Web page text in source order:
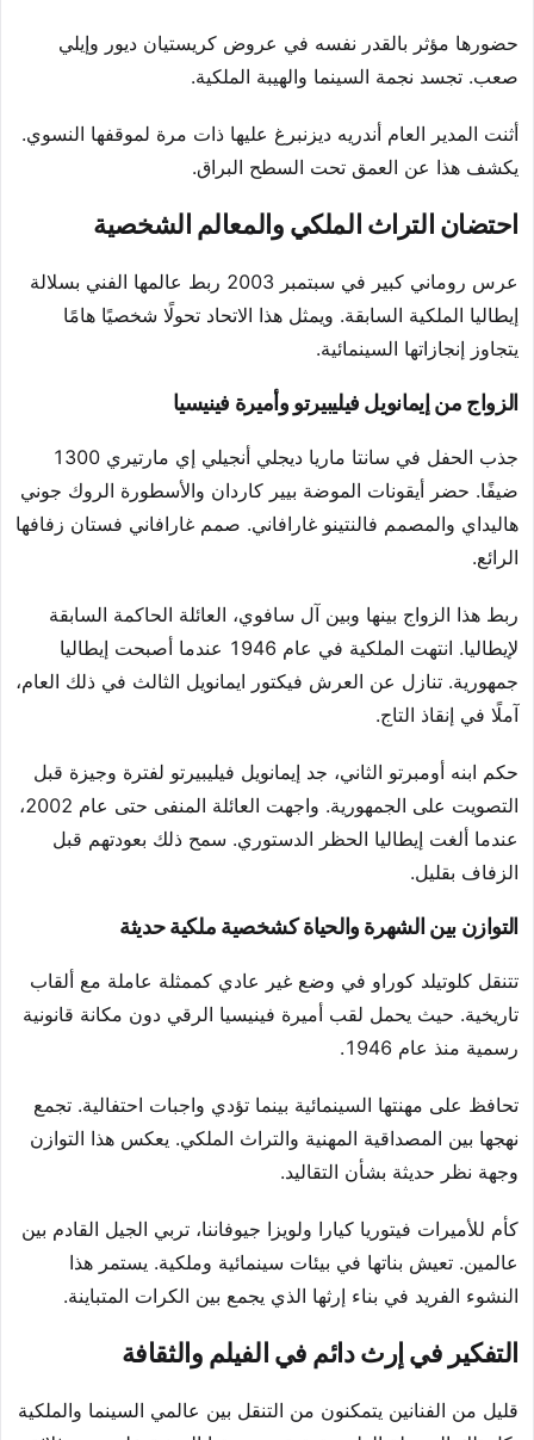
حضورها مؤثر بالقدر نفسه في عروض كريستيان ديور وإيلي
صعب. تجسد نجمة السينما والهيبة الملكية.
أثنت المدير العام أندريه ديزنبرغ عليها ذات مرة لموقفها النسوي.
يكشف هذا عن العمق تحت السطح البراق.
احتضان التراث الملكي والمعالم الشخصية
عرس روماني كبير في سبتمبر 2003 ربط عالمها الفني بسلالة
إيطاليا الملكية السابقة. ويمثل هذا الاتحاد تحولًا شخصيًا هامًا
يتجاوز إنجازاتها السينمائية.
الزواج من إيمانويل فيليبيرتو وأميرة فينيسيا
جذب الحفل في سانتا ماريا ديجلي أنجيلي إي مارتيري 1300
ضيفًا. حضر أيقونات الموضة بيير كاردان والأسطورة الروك جوني
هاليداي والمصمم فالنتينو غارافاني. صمم غارافاني فستان زفافها
الرائع.
ربط هذا الزواج بينها وبين آل سافوي، العائلة الحاكمة السابقة
لإيطاليا. انتهت الملكية في عام 1946 عندما أصبحت إيطاليا
جمهورية. تنازل عن العرش فيكتور ايمانويل الثالث في ذلك العام،
آملًا في إنقاذ التاج.
حكم ابنه أومبرتو الثاني، جد إيمانويل فيليبيرتو لفترة وجيزة قبل
التصويت على الجمهورية. واجهت العائلة المنفى حتى عام 2002،
عندما ألغت إيطاليا الحظر الدستوري. سمح ذلك بعودتهم قبل
الزفاف بقليل.
التوازن بين الشهرة والحياة كشخصية ملكية حديثة
تتنقل كلوتيلد كوراو في وضع غير عادي كممثلة عاملة مع ألقاب
تاريخية. حيث يحمل لقب أميرة فينيسيا الرقي دون مكانة قانونية
رسمية منذ عام 1946.
تحافظ على مهنتها السينمائية بينما تؤدي واجبات احتفالية. تجمع
نهجها بين المصداقية المهنية والتراث الملكي. يعكس هذا التوازن
وجهة نظر حديثة بشأن التقاليد.
كأم للأميرات فيتوريا كيارا ولويزا جيوفاننا، تربي الجيل القادم بين
عالمين. تعيش بناتها في بيئات سينمائية وملكية. يستمر هذا
النشوء الفريد في بناء إرثها الذي يجمع بين الكرات المتباينة.
التفكير في إرث دائم في الفيلم والثقافة
قليل من الفنانين يتمكنون من التنقل بين عالمي السينما والملكية